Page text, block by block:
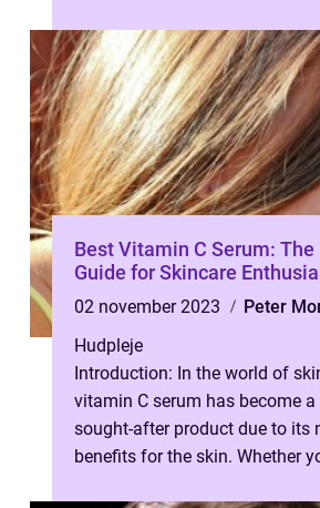
fåe...
Best Vitamin C Serum:
Guide for Skincare
02 november 2023
Peter
Hudpleje
Introduction: In the world of
vitamin C serum has become
sought-after product due to its
benefits for the skin. Whether